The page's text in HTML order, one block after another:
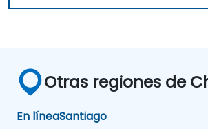
Otras regiones de
En líneaSantiago